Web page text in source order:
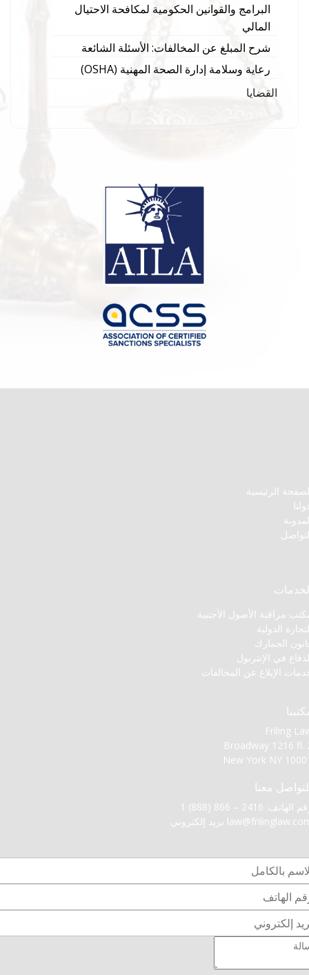
البرامج والقوانين الحكومية لمكافحة الاحتيال
المالي
شرح المبلغ عن المخالفات: الأسئلة الشائعة
رعاية وسلامة إدارة الصحة المهنية (OSHA)
القضايا
الرئيسية
مراقبة الأصول الأجنبية
الدولية
الجمارك
في الإنتربول
الإبلاغ عن المخالفات
Friling
Broadway 1216 fl.
New York NY
معنا
الهاتف: 2416 – 866 (888) 1
بريد إلكتروني